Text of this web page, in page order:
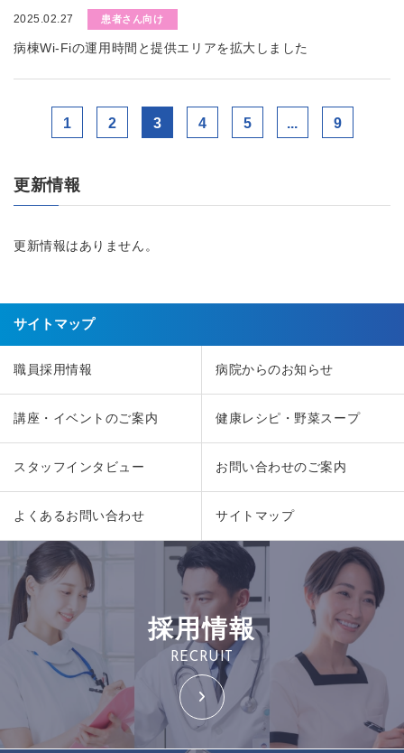
2025.02.27 患者さん向け
病棟Wi-Fiの運用時間と提供エリアを拡大しました
1 2 3 4 5 ... 9
更新情報
更新情報はありません。
サイトマップ
職員採用情報 病院からのお知らせ
講座・イベントのご案内 健康レシピ・野菜スープ
スタッフインタビュー お問い合わせのご案内
よくあるお問い合わせ サイトマップ
採用情報
RECRUIT